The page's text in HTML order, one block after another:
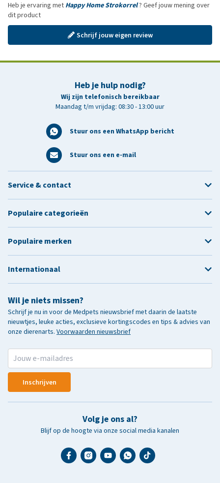
Heb je ervaring met Happy Home Strokorrel? Geef jouw mening over
dit product
Schrijf jouw eigen review
Heb je hulp nodig?
Wij zijn telefonisch bereikbaar
Maandag t/m vrijdag: 08:30 - 13:00 uur
Stuur ons een WhatsApp bericht
Stuur ons een e-mail
Wil je niets missen?
Schrijf je nu in voor de Medpets nieuwsbrief met daarin de laatste
nieuwtjes, leuke acties, exclusieve kortingscodes en tips & advies van
onze dierenarts. Voorwaarden nieuwsbrief
Inschrijven
Volg je ons al?
Blijf op de hoogte via onze social media kanalen
Service & contact
Populaire categorieën
Populaire merken
Internationaal